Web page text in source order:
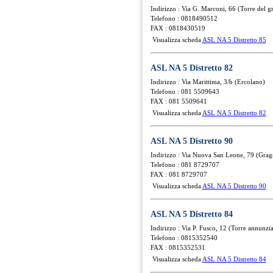
Indirizzo : Via G. Marconi, 66 (Torre del
Telefono : 0818490512
FAX : 0818430519
Visualizza scheda ASL NA 5 Distretto 85
ASL NA 5 Distretto 82
Indirizzo : Via Marittima, 3/b (Ercolano)
Telefono : 081 5509643
FAX : 081 5509641
Visualizza scheda ASL NA 5 Distretto 82
ASL NA 5 Distretto 90
Indirizzo : Via Nuova San Leone, 79
Telefono : 081 8729707
FAX : 081 8729707
Visualizza scheda ASL NA 5 Distretto 90
ASL NA 5 Distretto 84
Indirizzo : Via P. Fusco, 12 (Torre
Telefono : 0815352540
FAX : 0815352531
Visualizza scheda ASL NA 5 Distretto 84